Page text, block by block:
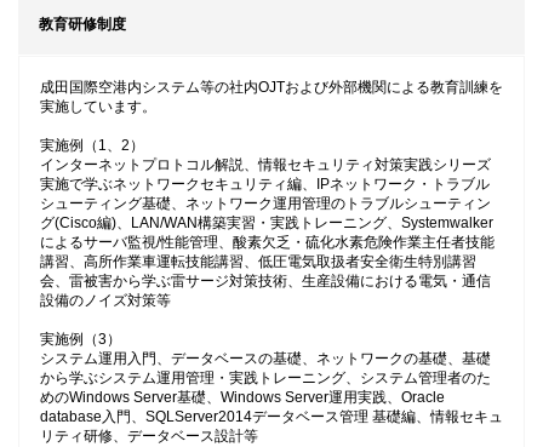
教育研修制度
成田国際空港内システム等の社内OJTおよび外部機関による教育訓練を
実施しています。
実施例（1、2）
インターネットプロトコル解説、情報セキュリティ対策実践シリーズ
実施で学ぶネットワークセキュリティ編、IPネットワーク・トラブル
シューティング基礎、ネットワーク運用管理のトラブルシューティン
グ(Cisco編)、LAN/WAN構築実習・実践トレーニング、Systemwalker
によるサーバ監視/性能管理、酸素欠乏・硫化水素危険作業主任者技能
講習、高所作業車運転技能講習、低圧電気取扱者安全衛生特別講習
会、雷被害から学ぶ雷サージ対策技術、生産設備における電気・通信
設備のノイズ対策等
実施例（3）
システム運用入門、データベースの基礎、ネットワークの基礎、基礎
から学ぶシステム運用管理・実践トレーニング、システム管理者のた
めのWindows Server基礎、Windows Server運用実践、Oracle
database入門、SQLServer2014データベース管理 基礎編、情報セキュ
リティ研修、データベース設計等